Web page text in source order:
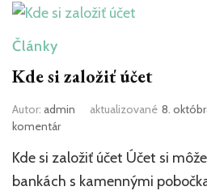
Články
Kde si založiť účet
Autor: admin aktualizované 8.
komentárk
Kde
si
Kde si založiť účet Účet si
bankách s kamennými